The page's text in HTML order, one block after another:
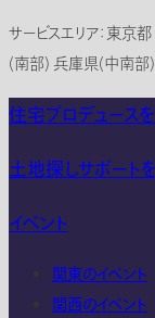
サービスエリア：東
(南部) 兵庫県(中南
住宅プロデュース
土地探しサポート
イベント
関東のイベント
関西のイベント